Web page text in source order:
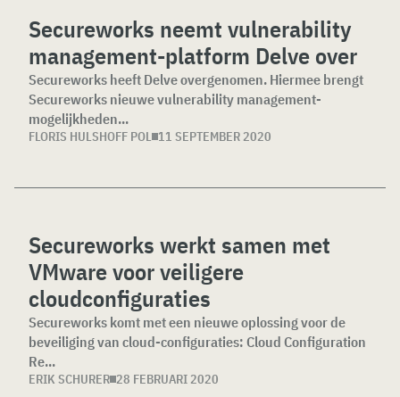
Secureworks neemt vulnerability
management-platform Delve over
Secureworks heeft Delve overgenomen. Hiermee brengt
Secureworks nieuwe vulnerability management-
mogelijkheden...
FLORIS HULSHOFF POL 11 SEPTEMBER 2020
Secureworks werkt samen met
VMware voor veiligere
cloudconfiguraties
Secureworks komt met een nieuwe oplossing voor de
beveiliging van cloud-configuraties: Cloud Configuration
Re...
ERIK SCHURER 28 FEBRUARI 2020